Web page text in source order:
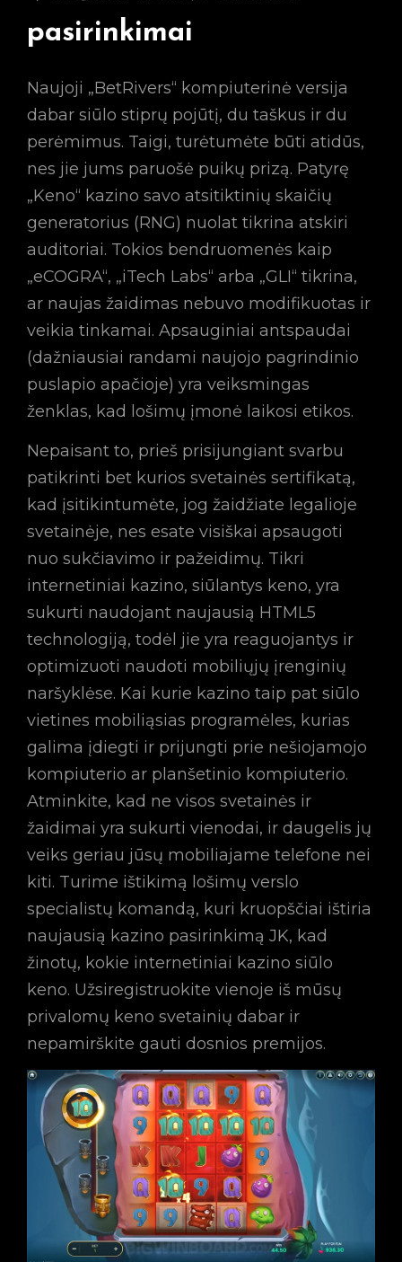
pasirinkimai
Naujoji „BetRivers“ kompiuterinė versija
dabar siūlo stiprų pojūtį, du taškus ir du
perėmimus. Taigi, turėtumėte būti atidūs,
nes jie jums paruošė puikų prizą. Patyrę
„Keno“ kazino savo atsitiktinių skaičių
generatorius (RNG) nuolat tikrina atskiri
auditoriai. Tokios bendruomenės kaip
„eCOGRA“, „iTech Labs“ arba „GLI“ tikrina,
ar naujas žaidimas nebuvo modifikuotas ir
veikia tinkamai. Apsauginiai antspaudai
(dažniausiai randami naujojo pagrindinio
puslapio apačioje) yra veiksmingas
ženklas, kad lošimų įmonė laikosi etikos.
Nepaisant to, prieš prisijungiant svarbu
patikrinti bet kurios svetainės sertifikatą,
kad įsitikintumėte, jog žaidžiate legalioje
svetainėje, nes esate visiškai apsaugoti
nuo sukčiavimo ir pažeidimų. Tikri
internetiniai kazino, siūlantys keno, yra
sukurti naudojant naujausią HTML5
technologiją, todėl jie yra reaguojantys ir
optimizuoti naudoti mobiliųjų įrenginių
naršyklėse. Kai kurie kazino taip pat siūlo
vietines mobiliąsias programėles, kurias
galima įdiegti ir prijungti prie nešiojamojo
kompiuterio ar planšetinio kompiuterio.
Atminkite, kad ne visos svetainės ir
žaidimai yra sukurti vienodai, ir daugelis jų
veiks geriau jūsų mobiliajame telefone nei
kiti. Turime ištikimą lošimų verslo
specialistų komandą, kuri kruopščiai ištiria
naujausią kazino pasirinkimą JK, kad
žinotų, kokie internetiniai kazino siūlo
keno. Užsiregistruokite vienoje iš mūsų
privalomų keno svetainių dabar ir
nepamirškite gauti dosnios premijos.